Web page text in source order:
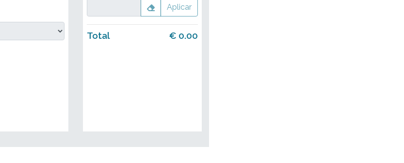
Aplicar
Total € 0.00